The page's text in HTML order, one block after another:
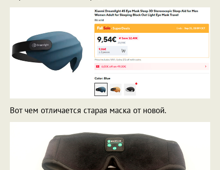
Вот чем отличается старая маска от новой.